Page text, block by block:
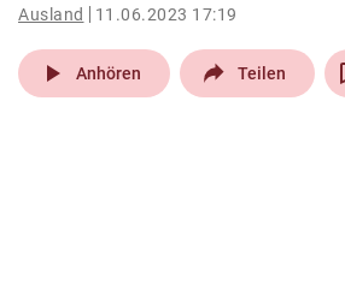
pin_drop
Wien
Ausland 11.06.2023 17:19
play_arrow Anhören Teilen